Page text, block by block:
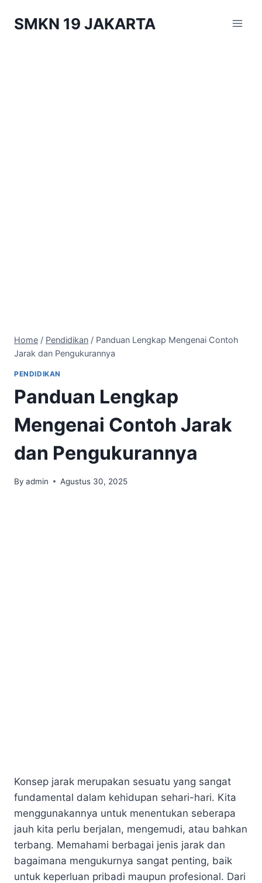
SMKN 19 JAKARTA
Home / Pendidikan / Panduan Lengkap Mengenai Contoh
Jarak dan Pengukurannya
PENDIDIKAN
Panduan Lengkap
Mengenai Contoh Jarak
dan Pengukurannya
By admin Agustus 30, 2025
Konsep jarak merupakan sesuatu yang sangat
fundamental dalam kehidupan sehari-hari. Kita
menggunakannya untuk menentukan seberapa
jauh kita perlu berjalan, mengemudi, atau bahkan
terbang. Memahami berbagai jenis jarak dan
bagaimana mengukurnya sangat penting, baik
untuk keperluan pribadi maupun profesional. Dari